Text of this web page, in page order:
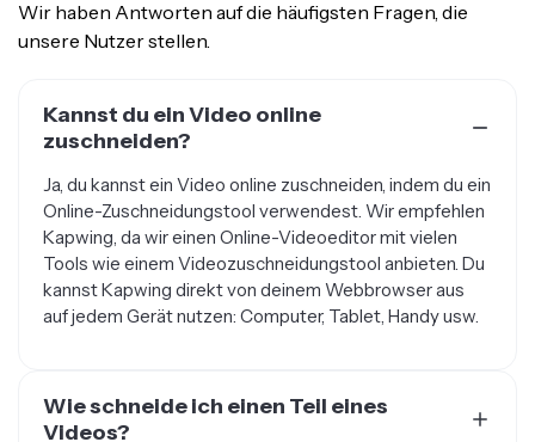
unsere Nutzer stellen.
zuschneiden?
Online-Zuschneidungstool verwendest. Wir empfehlen
Kapwing, da wir einen Online-Videoeditor mit vielen
Tools wie einem Videozuschneidungstool anbieten. Du
kannst Kapwing direkt von deinem Webbrowser aus
auf jedem Gerät nutzen: Computer, Tablet, Handy usw.
Videos?